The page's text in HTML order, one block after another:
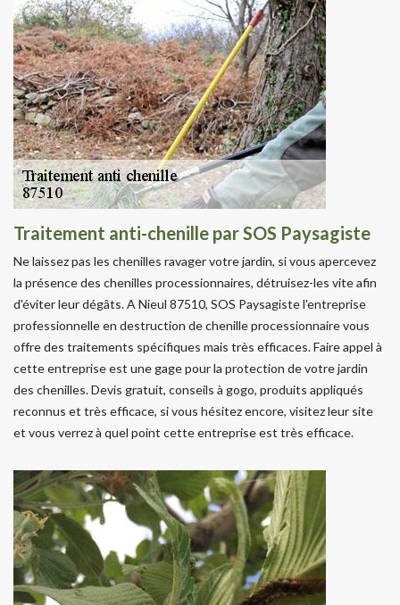
Traitement anti-chenille par SOS Paysagiste
Ne laissez pas les chenilles ravager votre jardin, si vous apercevez
la présence des chenilles processionnaires, détruisez-les vite afin
d'éviter leur dégâts. A Nieul 87510, SOS Paysagiste l'entreprise
professionnelle en destruction de chenille processionnaire vous
offre des traitements spécifiques mais très efficaces. Faire appel à
cette entreprise est une gage pour la protection de votre jardin
des chenilles. Devis gratuit, conseils à gogo, produits appliqués
reconnus et très efficace, si vous hésitez encore, visitez leur site
et vous verrez à quel point cette entreprise est très efficace.